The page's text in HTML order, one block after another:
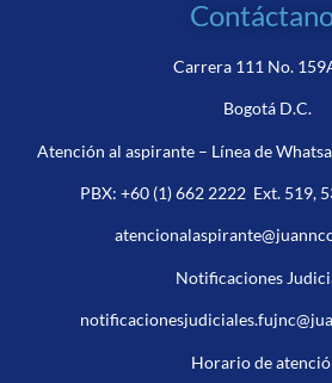
Carrera 111 No.
Bogotá D.C.
Atención al aspirante – Línea de
PBX: +60 (1) 662 2222Ext. 519,
Notificaciones
Horario de